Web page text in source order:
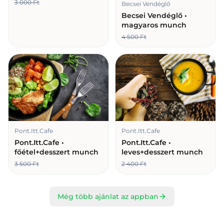
3 000 Ft Becsei Vendéglő
Becsei Vendéglő •
magyaros munch
4 500 Ft
Pont.Itt.Cafe
Pont.Itt.Cafe •
főétel+desszert munch
3 500 Ft
Pont.Itt.Cafe
Pont.Itt.Cafe •
leves+desszert munch
2 400 Ft
Még több ajánlat az appban